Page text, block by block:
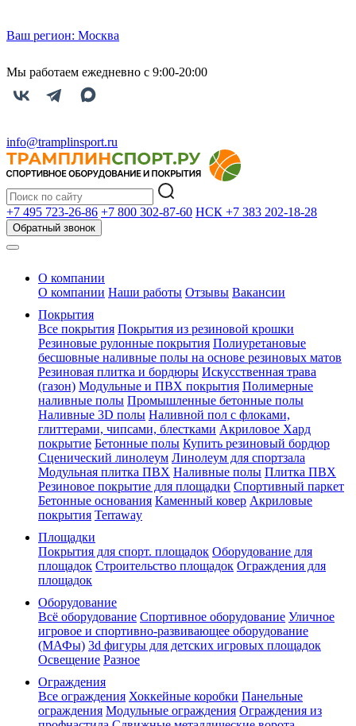
Ваш регион: Москва
Мы работаем ежедневно с 9:00-20:00
info@tramplinsport.ru
+7 495 723-26-86 +7 800 302-87-60 НСК +7 383 202-18-28
Обратный звонок
О компании
О компании Наши работы Отзывы Вакансии
Покрытия
Все покрытия Покрытия из резиновой крошки
Резиновые рулонные покрытия Полиуретановые
бесшовные наливные полы на основе резиновых матов
Резиновая плитка и бордюры Искусственная трава
(газон) Модульные и ПВХ покрытия Полимерные
наливные полы Промышленные бетонные полы
Наливные 3D полы Наливной пол с флоками,
глиттерами, чипсами, блестками Акриловое Хард
покрытие Бетонные полы Купить резиновый бордюр
Сценический линолеум Линолеум для спортзала
Модульная плитка ПВХ Наливные полы Плитка ПВХ
Резиновое покрытие для площадки Спортивный паркет
Бетонные основания Каменный ковер Акриловые
покрытия Terraway
Площадки
Покрытия для спорт. площадок Оборудование для
площадок Строительство площадок Ограждения для
площадок
Оборудование
Всё оборудование Спортивное оборудование Уличное
игровое и спортивно-развивающее оборудование
(МАФы) 3d фигуры для детских игровых площадок
Освещение Разное
Ограждения
Все ограждения Хоккейные коробки Панельные
ограждения Модульные ограждения Ограждения из